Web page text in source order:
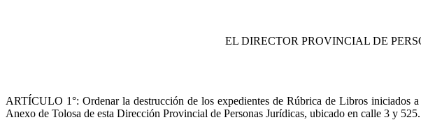
EL DIRECTOR PROVINCIAL DE
ARTÍCULO 1°: Ordenar la destrucción de los expedientes de Rúbrica de Libros iniciados
Anexo de Tolosa de esta Dirección Provincial de Personas Jurídicas, ubicado en calle 3 y 525.